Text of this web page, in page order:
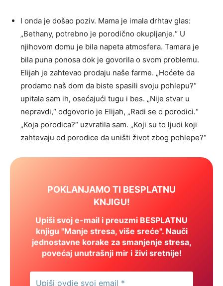
I onda je došao poziv. Mama je imala drhtav glas:
„Bethany, potrebno je porodično okupljanje.“ U
njihovom domu je bila napeta atmosfera. Tamara je
bila puna ponosa dok je govorila o svom problemu.
Elijah je zahtevao prodaju naše farme. „Hoćete da
prodamo naš dom da biste spasili svoju pohlepu?“
upitala sam ih, osećajući tugu i bes. „Nije stvar u
nepravdi,“ odgovorio je Elijah, „Radi se o porodici.“
„Koja porodica?“ uzvratila sam. „Koji su to ljudi koji
zahtevaju od porodice da uništi život zbog pohlepe?“
POKLANJAMO TI BESPLATNU
KNJIGU!
Upiši svoj e-mail i preuzmi BESPLATNU
knjigu "Manje stresa, više sreće". Nauči
jednostavne korake za smanjenje stresa,
povećaj unutrašnji mir i živi sretnije!